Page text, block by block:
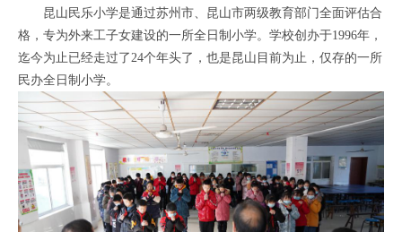
昆山民乐小学是通过苏州市、昆山市两级教育部门全面评估合
格，专为外来工子女建设的一所全日制小学。学校创办于1996年，
迄今为止已经走过了24个年头了，也是昆山目前为止，仅存的一所
民办全日制小学。